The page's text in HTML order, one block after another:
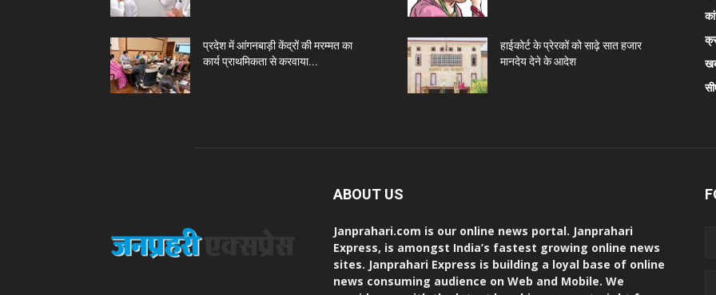
प्रदेश में आंगनबाड़ी केंद्रों की मरम्मत का
कार्य प्राथमिकता से करवाया...
हाईकोर्ट के प्रेरकों को साढ़े सात हजार
मानदेय देने के आदेश
ABOUT US
Janprahari.com is our online news portal. Janprahari
Express, is amongst India’s fastest growing online news
sites. Janprahari Express is building a loyal base of online
news consuming audience on Web and Mobile. We